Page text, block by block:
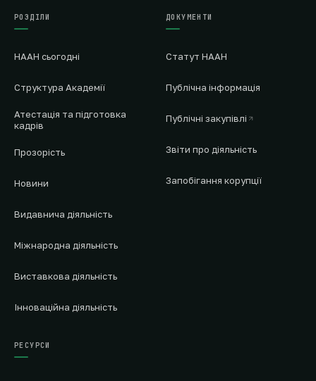
РОЗДІЛИ
НААН сьогодні
Структура Академії
Атестація та підготовка
кадрів
Прозорість
Новини
Видавнича діяльність
Міжнародна діяльність
Виставкова діяльність
Інноваційна діяльність
ДОКУМЕНТИ
Статут НААН
Публічна інформація
Публічні закупівлі
Звіти про діяльність
Запобігання корупції
РЕСУРСИ